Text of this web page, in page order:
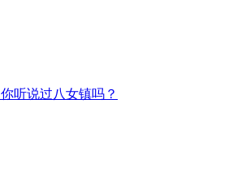
你听说过八女镇吗？